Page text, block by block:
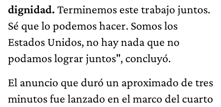
dignidad. Terminemos este trabajo juntos.
Sé que lo podemos hacer. Somos los
Estados Unidos, no hay nada que no
podamos lograr juntos", concluyó.
El anuncio que duró un aproximado de tres
minutos fue lanzado en el marco del cuarto